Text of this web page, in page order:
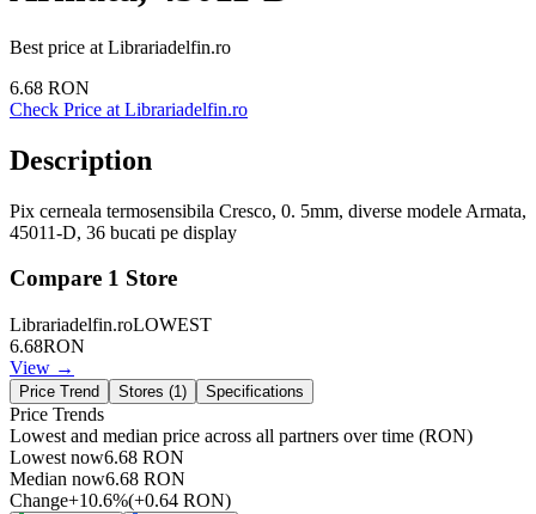
Best price at Librariadelfin.ro
6.68 RON
Check Price at Librariadelfin.ro
Description
Pix cerneala termosensibila Cresco, 0. 5mm, diverse modele Armata,
45011-D, 36 bucati pe display
Compare 1 Store
Librariadelfin.roLOWEST
6.68RON
View →
Price Trend Stores (1) Specifications
Price Trends
Lowest and median price across all partners over time (RON)
Lowest now6.68 RON
Median now6.68 RON
Change+10.6%(+0.64 RON)